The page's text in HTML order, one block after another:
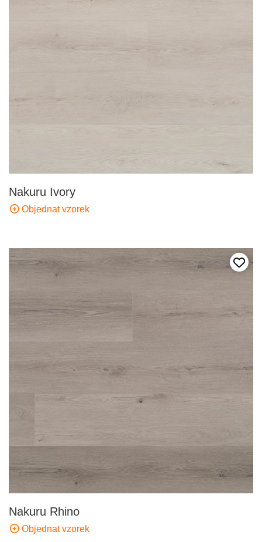
Nakuru Ivory
Objednat vzorek
Nakuru Rhino
Objednat vzorek